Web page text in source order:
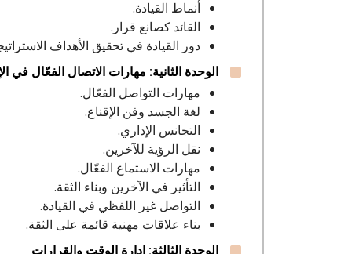
أنماط القيادة.
القائد كصانع قرار.
دور القيادة في تحقيق الأهداف
الوحدة الثانية: مهارات الاتصال الفعّال في
مهارات التواصل الفعّال.
لغة الجسد وفن الإقناع.
التجانس الإداري.
نقل الرؤية للآخرين.
مهارات الاستماع الفعّال.
التأثير في الآخرين وبناء الثقة.
التواصل غير اللفظي في القيادة.
بناء علاقات مهنية قائمة على الثقة.
الوحدة الثالثة: إدارة الوقت والقرارات